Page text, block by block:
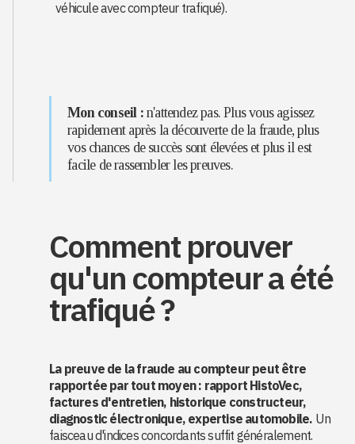
véhicule avec compteur trafiqué).
Mon conseil :n'attendez pas. Plus vous agissez
rapidement après la découverte de la fraude, plus
vos chances de succès sont élevées et plus il est
facile de rassembler les preuves.
Comment prouver
qu'un compteur a été
trafiqué ?
La preuve de la fraude au compteur peut être
rapportée par tout moyen : rapport HistoVec,
factures d'entretien, historique constructeur,
diagnostic électronique, expertise automobile. Un
faisceau d'indices concordants suffit généralement.